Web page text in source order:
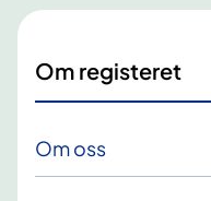
Om registeret
Om oss